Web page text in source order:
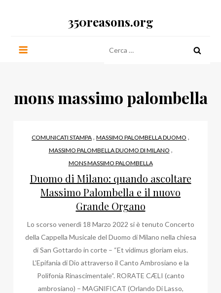
350reasons.org
per:
mons massimo palombella
COMUNICATI STAMPA , MASSIMO PALOMBELLA DUOMO ,
MASSIMO PALOMBELLA DUOMO DI MILANO ,
MONS MASSIMO PALOMBELLA
Duomo di Milano: quando ascoltare
Massimo Palombella e il nuovo
Grande Organo
Lo scorso venerdì 18 Marzo 2022 si è tenuto Concerto
della Cappella Musicale del Duomo di Milano nella chiesa
di San Gottardo in corte – “Et vidimus gloriam eius.
L’Epifania di Dio attraverso il Canto Ambrosiano e la
Polifonia Rinascimentale“. RORATE CÆLI (canto
ambrosiano) – MAGNIFICAT (Orlando Di Lasso,